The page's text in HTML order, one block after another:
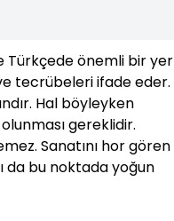
Türkçede önemli bir yer
tecrübeleri ifade eder.
Hal böyleyken
gereklidir.
Sanatını hor gören
da bu noktada yoğun